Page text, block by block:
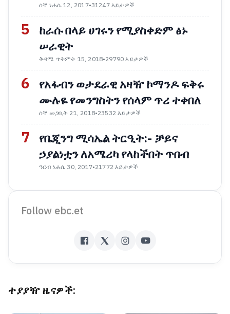
ሰኞ ነሐሴ 12, 2017•31247 እይታዎች
5
ከራሱ በላይ ሀገሩን የሚያስቀድም ፅኑ
ሠራዊት
ቅዳሜ ጥቅምት 15, 2018•29790 እይታዎች
6
የአፋብን ወታደራዊ አዛዥ ኮማንዶ ፍቅሩ
ሙሉዬ የመንግስትን የሰላም ጥሪ ተቀበለ
ሰኞ መጋቢት 21, 2018•23532 እይታዎች
7
የቤጂንግ ሚሳኤል ትርዒት:- ቻይና
ኃያልነቷን ለአሜሪካ የላከችበት ጥበብ
ዓርብ ነሐሴ 30, 2017•21772 እይታዎች
Follow ebc.et
ተያያዥ ዜናዎች: